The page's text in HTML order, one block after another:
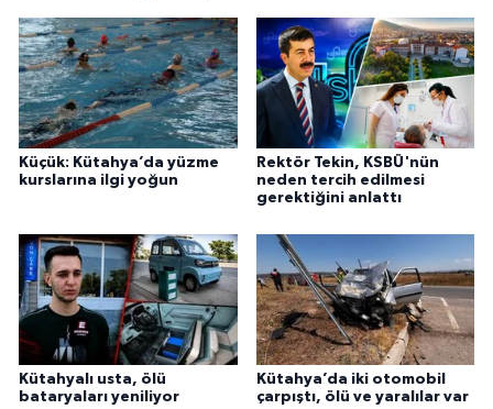
Küçük: Kütahya’da yüzme
kurslarına ilgi yoğun
Rektör Tekin, KSBÜ'nün
neden tercih edilmesi
gerektiğini anlattı
Kütahyalı usta, ölü
bataryaları yeniliyor
Kütahya’da iki otomobil
çarpıştı, ölü ve yaralılar var